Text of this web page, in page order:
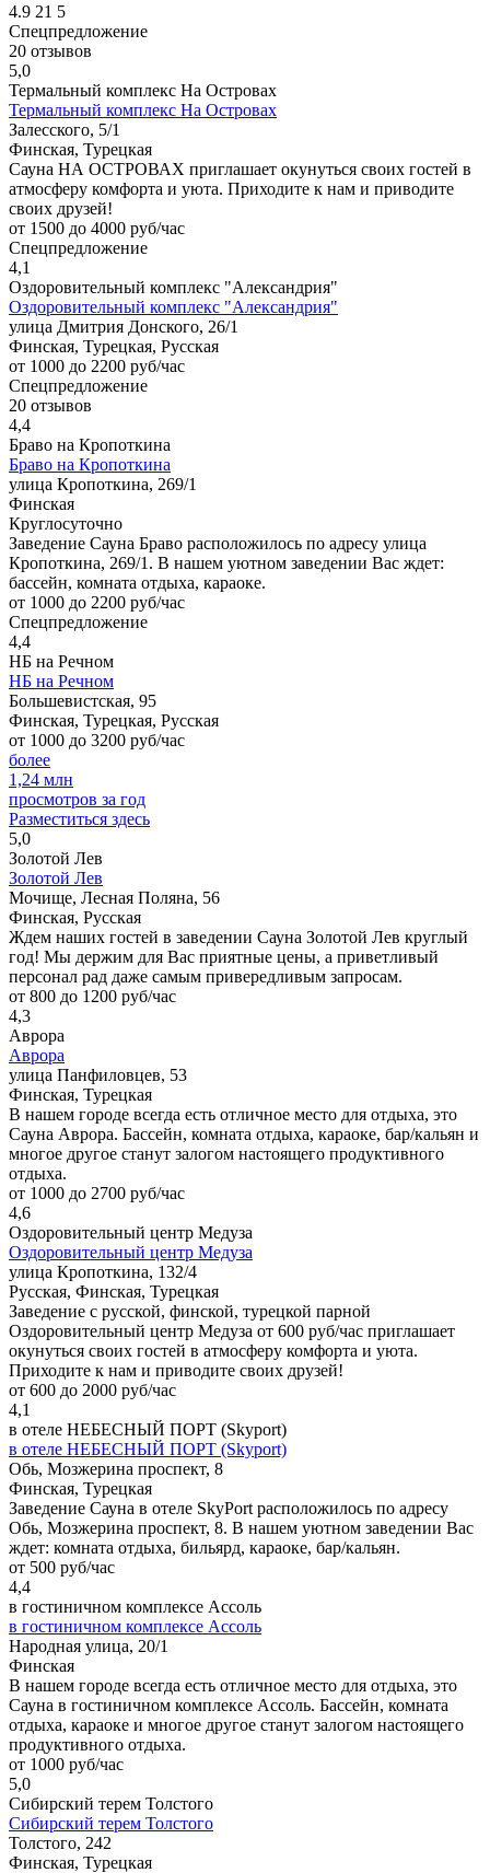
4.9 21 5
Спецпредложение
20 отзывов
5,0
Термальный комплекс На Островах
Термальный комплекс На Островах
Залесского, 5/1
Финская, Турецкая
Сауна НА ОСТРОВАХ приглашает окунуться своих гостей в
атмосферу комфорта и уюта. Приходите к нам и приводите
своих друзей!
от 1500 до 4000 руб/час
Спецпредложение
4,1
Оздоровительный комплекс "Александрия"
Оздоровительный комплекс "Александрия"
улица Дмитрия Донского, 26/1
Финская, Турецкая, Русская
от 1000 до 2200 руб/час
Спецпредложение
20 отзывов
4,4
Браво на Кропоткина
Браво на Кропоткина
улица Кропоткина, 269/1
Финская
Круглосуточно
Заведение Сауна Браво расположилось по адресу улица
Кропоткина, 269/1. В нашем уютном заведении Вас ждет:
бассейн, комната отдыха, караоке.
от 1000 до 2200 руб/час
Спецпредложение
4,4
НБ на Речном
НБ на Речном
Большевистская, 95
Финская, Турецкая, Русская
от 1000 до 3200 руб/час
более
1,24 млн
просмотров за год
Разместиться здесь
5,0
Золотой Лев
Золотой Лев
Мочище, Лесная Поляна, 56
Финская, Русская
Ждем наших гостей в заведении Сауна Золотой Лев круглый
год! Мы держим для Вас приятные цены, а приветливый
персонал рад даже самым привередливым запросам.
от 800 до 1200 руб/час
4,3
Аврора
Аврора
улица Панфиловцев, 53
Финская, Турецкая
В нашем городе всегда есть отличное место для отдыха, это
Сауна Аврора. Бассейн, комната отдыха, караоке, бар/кальян и
многое другое станут залогом настоящего продуктивного
отдыха.
от 1000 до 2700 руб/час
4,6
Оздоровительный центр Медуза
Оздоровительный центр Медуза
улица Кропоткина, 132/4
Русская, Финская, Турецкая
Заведение с русской, финской, турецкой парной
Оздоровительный центр Медуза от 600 руб/час приглашает
окунуться своих гостей в атмосферу комфорта и уюта.
Приходите к нам и приводите своих друзей!
от 600 до 2000 руб/час
4,1
в отеле НЕБЕСНЫЙ ПОРТ (Skyport)
в отеле НЕБЕСНЫЙ ПОРТ (Skyport)
Обь, Мозжерина проспект, 8
Финская, Турецкая
Заведение Сауна в отеле SkyPort расположилось по адресу
Обь, Мозжерина проспект, 8. В нашем уютном заведении Вас
ждет: комната отдыха, бильярд, караоке, бар/кальян.
от 500 руб/час
4,4
в гостиничном комплексе Ассоль
в гостиничном комплексе Ассоль
Народная улица, 20/1
Финская
В нашем городе всегда есть отличное место для отдыха, это
Сауна в гостиничном комплексе Ассоль. Бассейн, комната
отдыха, караоке и многое другое станут залогом настоящего
продуктивного отдыха.
от 1000 руб/час
5,0
Сибирский терем Толстого
Сибирский терем Толстого
Толстого, 242
Финская, Турецкая